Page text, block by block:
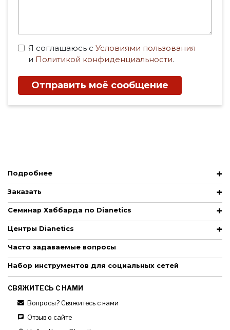
Я соглашаюсь с Условиями пользования
и Политикой конфиденциальности.
Отправить моё сообщение
Подробнее
Заказать
Семинар Хаббарда по Dianetics
Центры Dianetics
Часто задаваемые вопросы
Набор инструментов для социальных сетей
СВЯЖИТЕСЬ С НАМИ
Вопросы? Свяжитесь с нами
Отзыв о сайте